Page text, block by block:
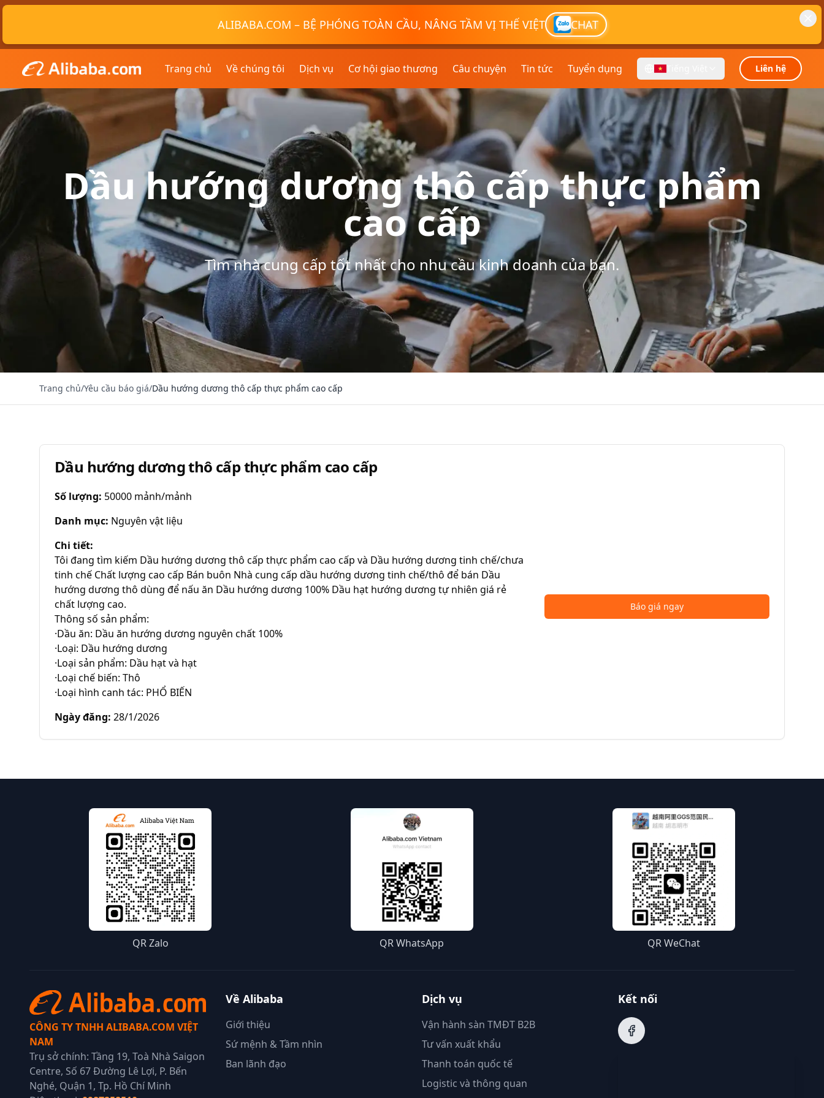
ALIBABA.COM – BỆ PHÓNG TOÀN CẦU, NÂNG TẦM VỊ THẾ VIỆT CHAT
Trang chủ Về chúng tôi Dịch vụ Cơ hội giao thương Câu chuyện Tin tức Tuyển dụng Liên hệ
Dầu hướng dương thô cấp thực phẩm
cao cấp
Tìm nhà cung cấp tốt nhất cho nhu cầu kinh doanh của bạn.
Trang chủ/Yêu cầu báo giá/Dầu hướng dương thô cấp thực phẩm cao cấp
Dầu hướng dương thô cấp thực phẩm cao cấp
Số lượng: 50000 mảnh/mảnh
Danh mục: Nguyên vật liệu
Chi tiết:
Tôi đang tìm kiếm Dầu hướng dương thô cấp thực phẩm cao cấp và Dầu hướng dương tinh chế/chưa
tinh chế Chất lượng cao cấp Bán buôn Nhà cung cấp dầu hướng dương tinh chế/thô để bán Dầu
hướng dương thô dùng để nấu ăn Dầu hướng dương 100% Dầu hạt hướng dương tự nhiên giá rẻ
chất lượng cao.
Thông số sản phẩm:
·Dầu ăn: Dầu ăn hướng dương nguyên chất 100%
·Loại: Dầu hướng dương
·Loại sản phẩm: Dầu hạt và hạt
·Loại chế biến: Thô
·Loại hình canh tác: PHỔ BIẾN
Ngày đăng: 28/1/2026
Báo giá ngay
QR Zalo QR WhatsApp QR WeChat
CÔNG TY TNHH ALIBABA.COM VIỆT
NAM
Trụ sở chính: Tầng 19, Toà Nhà Saigon
Centre, Số 67 Đường Lê Lợi, P. Bến
Nghé, Quận 1, Tp. Hồ Chí Minh
Về Alibaba
Giới thiệu
Sứ mệnh & Tầm nhìn
Ban lãnh đạo
Dịch vụ
Vận hành sàn TMĐT B2B
Tư vấn xuất khẩu
Thanh toán quốc tế
Logistic và thông quan
Kết nối